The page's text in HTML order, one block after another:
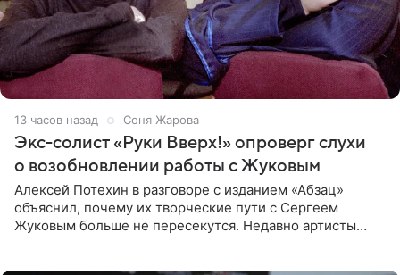
13 часов назад Соня Жарова
Экс-солист «Руки Вверх!» опроверг слухи
о возобновлении работы с Жуковым
Алексей Потехин в разговоре с изданием «Абзац»
объяснил, почему их творческие пути с Сергеем
Жуковым больше не пересекутся. Недавно артисты